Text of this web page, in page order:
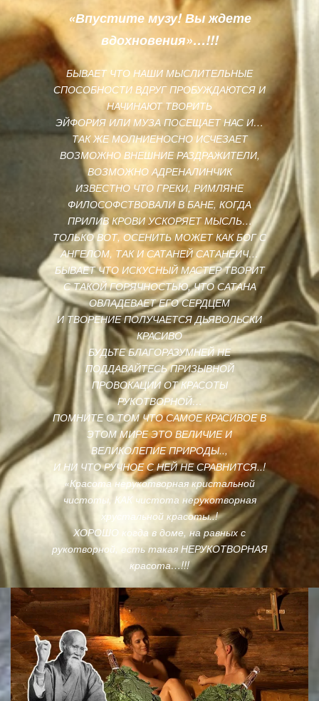
«Впустите музу! Вы ждете
вдохновения»…!!!
БЫВАЕТ ЧТО НАШИ МЫСЛИТЕЛЬНЫЕ
СПОСОБНОСТИ ВДРУГ ПРОБУЖДАЮТСЯ И
НАЧИНАЮТ ТВОРИТЬ
ЭЙФОРИЯ ИЛИ МУЗА ПОСЕЩАЕТ НАС И…
ТАК ЖЕ МОЛНИЕНОСНО ИСЧЕЗАЕТ
ВОЗМОЖНО ВНЕШНИЕ РАЗДРАЖИТЕЛИ,
ВОЗМОЖНО АДРЕНАЛИНЧИК
ИЗВЕСТНО ЧТО ГРЕКИ, РИМЛЯНЕ
ФИЛОСОФСТВОВАЛИ В БАНЕ, КОГДА
ПРИЛИВ КРОВИ УСКОРЯЕТ МЫСЛЬ…
ТОЛЬКО ВОТ, ОСЕНИТЬ МОЖЕТ КАК БОГ С
АНГЕЛОМ, ТАК И САТАНЕЙ САТАНЕИЧ…
БЫВАЕТ ЧТО ИСКУСНЫЙ МАСТЕР ТВОРИТ
С ТАКОЙ ГОРЯЧНОСТЬЮ, ЧТО САТАНА
ОВЛАДЕВАЕТ ЕГО СЕРДЦЕМ
И ТВОРЕНИЕ ПОЛУЧАЕТСЯ ДЬЯВОЛЬСКИ
КРАСИВО
БУДЬТЕ БЛАГОРАЗУМНЕЙ НЕ
ПОДДАВАЙТЕСЬ ПРИЗЫВНОЙ
ПРОВОКАЦИИ ОТ КРАСОТЫ
РУКОТВОРНОЙ…
ПОМНИТЕ О ТОМ ЧТО САМОЕ КРАСИВОЕ В
ЭТОМ МИРЕ ЭТО ВЕЛИЧИЕ И
ВЕЛИКОЛЕПИЕ ПРИРОДЫ..,
И НИ ЧТО РУЧНОЕ С НЕЙ НЕ СРАВНИТСЯ..!
«Красота нерукотворная кристальной
чистоты, КАК чистота нерукотворная
хрустальной красоты..!
ХОРОШО когда в доме, на равных с
рукотворной, есть такая НЕРУКОТВОРНАЯ
красота…!!!